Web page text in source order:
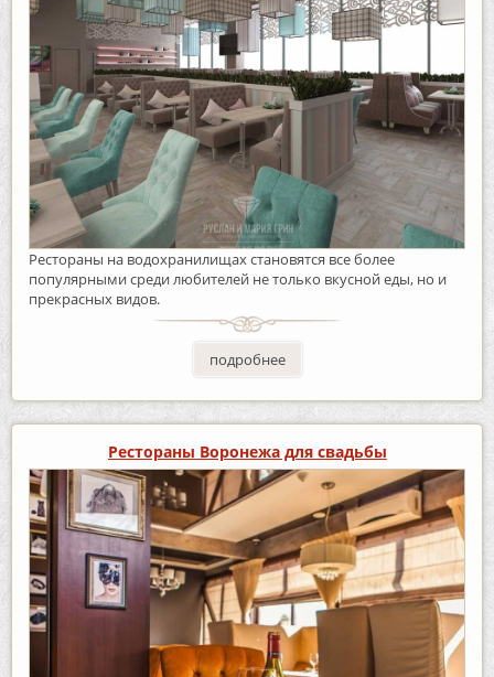
Рестораны на водохранилищах становятся все более
популярными среди любителей не только вкусной еды, но и
прекрасных видов.
подробнее
Рестораны Воронежа для свадьбы